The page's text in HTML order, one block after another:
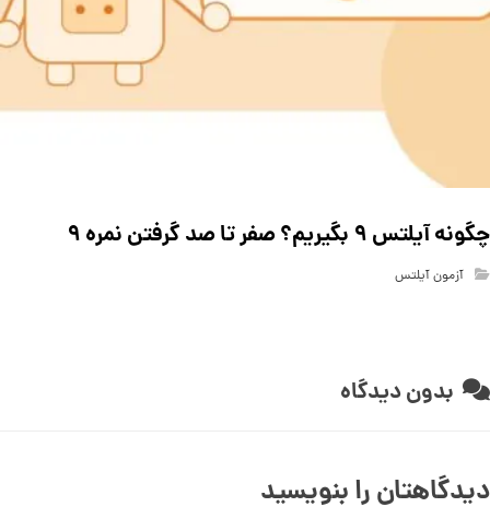
چگونه آیلتس ۹ بگیریم؟ صفر تا صد گرفتن نمره ۹
آزمون آیلتس
بدون دیدگاه
دیدگاهتان را بنویسید